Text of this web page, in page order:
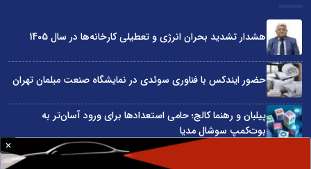
هشدار تشدید بحران انرژی و تعطیلی کارخانه‌ها در سال 1405
حضور ایندکس با فناوری سوئدی در نمایشگاه صنعت مبلمان تهران
پیلبان و رهنما کالج؛ حامی استعدادها برای ورود آسان‌تر به
بوت‌کمپ سوشال مدیا
واردات مستقیم از چین؛ چگونه حذف واسطه‌ها سود کسب‌وکارها